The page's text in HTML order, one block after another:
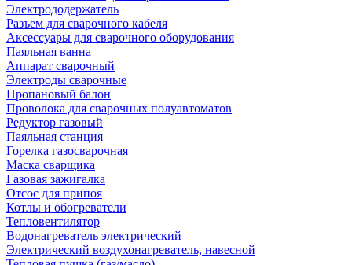
Электрододержатель
Разъем для сварочного кабеля
Аксессуары для сварочного оборудования
Паяльная ванна
Аппарат сварочный
Электроды сварочные
Пропановый балон
Проволока для сварочных полуавтоматов
Редуктор газовый
Паяльная станция
Горелка газосварочная
Маска сварщика
Газовая зажигалка
Отсос для припоя
Котлы и обогреватели
Тепловентилятор
Водонагреватель электрический
Электрический воздухонагреватель, навесной